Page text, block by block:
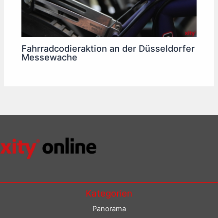
Fahrradcodieraktion an der Düsseldorfer
Messewache
Kategorien
Panorama